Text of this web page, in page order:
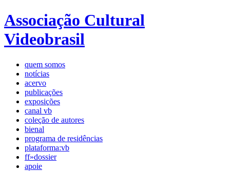
Associação Cultural
Videobrasil
quem somos
notícias
acervo
publicações
exposições
canal vb
coleção de autores
bienal
programa de residências
plataforma:vb
ff»dossier
apoie